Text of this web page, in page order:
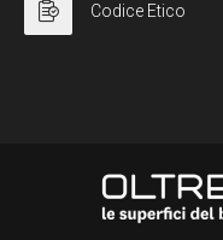
Codice Etico